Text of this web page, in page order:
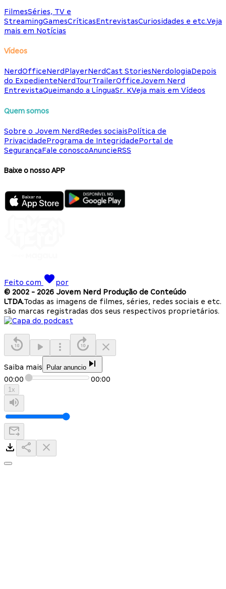
FilmesSéries, TV e
StreamingGamesCríticasEntrevistasCuriosidades e etc.Veja
mais em Notícias
Vídeos
NerdOfficeNerdPlayerNerdCast StoriesNerdologiaDepois
do ExpedienteNerdTourTrailerOfficeJovem Nerd
EntrevistaQueimando a LínguaSr. KVeja mais em Vídeos
Quem somos
Sobre o Jovem NerdRedes sociaisPolítica de
PrivacidadePrograma de IntegridadePortal de
SegurançaFale conoscoAnuncieRSS
Baixe o nosso APP
Feito com
por
© 2002 - 2026 Jovem Nerd Produção de Conteúdo
LTDA.Todas as imagens de filmes, séries, redes sociais e etc.
são marcas registradas dos seus respectivos proprietários.
Saiba mais Pular anuncio
00:00 00:00
1x